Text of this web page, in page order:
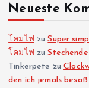
Neueste
โคมไฟ zuSuper
โคมไฟ zu
Tinkerpete zu
den ich jemals besaß